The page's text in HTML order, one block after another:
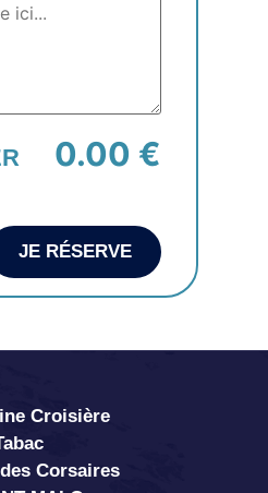
0.00 €
JE RÉSERVE
Croisière
Corsaires